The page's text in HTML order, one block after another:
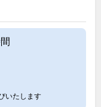
いたします